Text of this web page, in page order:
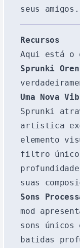
seus amigos.
Recursos
Aqui está o
Sprunki Oren
Uma Nova
Sprunki
artística
elemento
filtro
suas
Sons
mod
sons únicos
batidas